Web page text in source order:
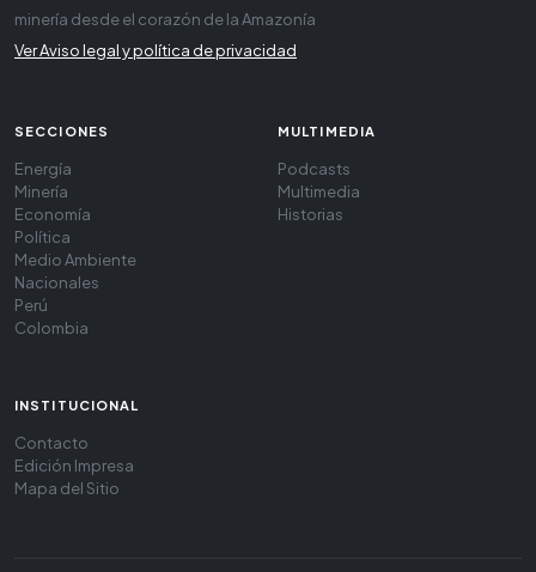
minería desde el corazón de la Amazonía
Ver Aviso legal y política de privacidad
SECCIONES
Energía
Minería
Economía
Política
Medio Ambiente
Nacionales
Perú
Colombia
MULTIMEDIA
Podcasts
Multimedia
Historias
INSTITUCIONAL
Contacto
Edición Impresa
Mapa del Sitio